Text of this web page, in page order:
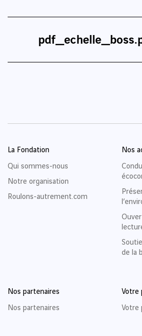
La Fondation
Qui sommes-nous
Notre organisation
Roulons-autrement.com
Nos
de la
Nos partenaires
Nos partenaires
Votre
Votre